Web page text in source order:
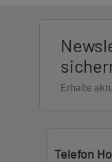
Erhalte
Telefon